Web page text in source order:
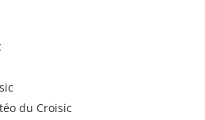
du Croisic